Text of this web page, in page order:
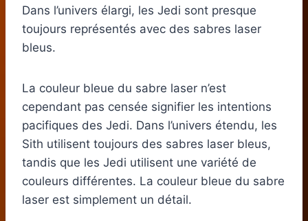
Dans l’univers élargi, les Jedi sont presque
toujours représentés avec des sabres laser
bleus.
La couleur bleue du sabre laser n’est
cependant pas censée signifier les intentions
pacifiques des Jedi. Dans l’univers étendu, les
Sith utilisent toujours des sabres laser bleus,
tandis que les Jedi utilisent une variété de
couleurs différentes. La couleur bleue du sabre
laser est simplement un détail.